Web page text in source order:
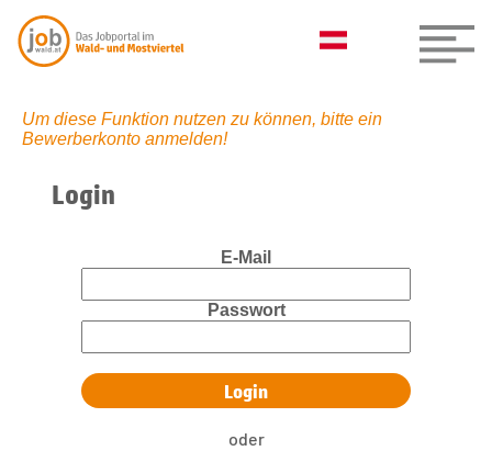
Um diese Funktion nutzen zu können, bitte ein
Bewerberkonto anmelden!
Login
E-Mail
Passwort
oder